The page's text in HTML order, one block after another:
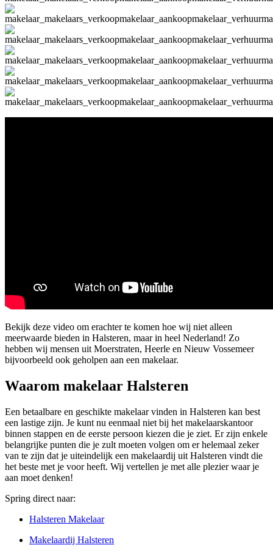
Bekijk deze video om erachter te komen hoe wij niet alleen
meerwaarde bieden in Halsteren, maar in heel Nederland! Zo
hebben wij mensen uit Moerstraten, Heerle en Nieuw Vossemeer
bijvoorbeeld ook geholpen aan een makelaar.
Waarom makelaar Halsteren
Een betaalbare en geschikte makelaar vinden in Halsteren kan best
een lastige zijn. Je kunt nu eenmaal niet bij het makelaarskantoor
binnen stappen en de eerste persoon kiezen die je ziet. Er zijn enkele
belangrijke punten die je zult moeten volgen om er helemaal zeker
van te zijn dat je uiteindelijk een makelaardij uit Halsteren vindt die
het beste met je voor heeft. Wij vertellen je met alle plezier waar je
aan moet denken!
Spring direct naar:
Halsteren Makelaar
Makelaardij Halsteren